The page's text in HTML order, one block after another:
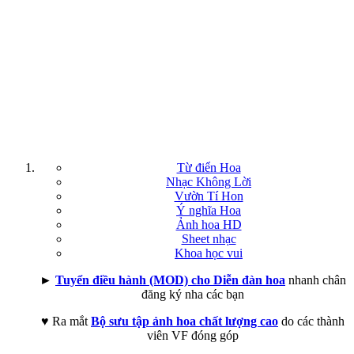
Từ điển Hoa
Nhạc Không Lời
Vườn Tí Hon
Ý nghĩa Hoa
Ảnh hoa HD
Sheet nhạc
Khoa học vui
► Tuyển điều hành (MOD) cho Diễn đàn hoa nhanh chân
đăng ký nha các bạn
♥ Ra mắt Bộ sưu tập ảnh hoa chất lượng cao do các thành
viên VF đóng góp